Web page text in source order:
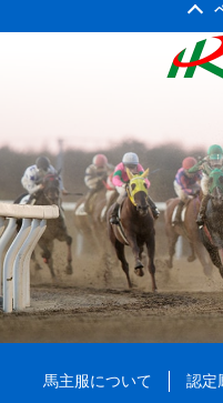
馬主服について 認定